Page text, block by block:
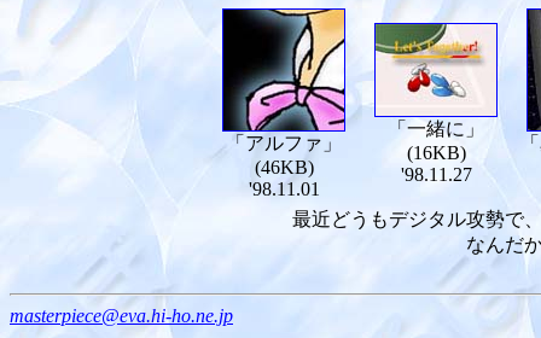
「アルファ」
(46KB)
'98.11.01
「一緒に」
(16KB)
'98.11.27
最近どうもデジタル攻勢で
なんだ
masterpiece@eva.hi-ho.ne.jp